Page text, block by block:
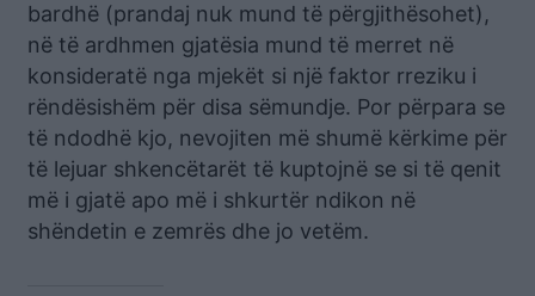
bardhë (prandaj nuk mund të përgjithësohet),
në të ardhmen gjatësia mund të merret në
konsideratë nga mjekët si një faktor rreziku i
rëndësishëm për disa sëmundje. Por përpara se
të ndodhë kjo, nevojiten më shumë kërkime për
të lejuar shkencëtarët të kuptojnë se si të qenit
më i gjatë apo më i shkurtër ndikon në
shëndetin e zemrës dhe jo vetëm.